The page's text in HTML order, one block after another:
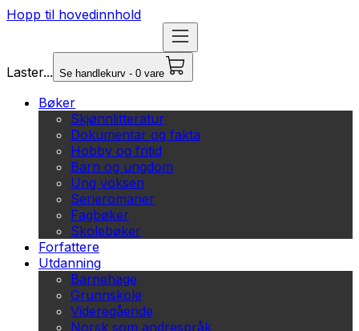
Hopp til hovedinnhold
Laster... Se handlekurv - 0 vare
Bøker
Skjønnlitteratur
Dokumentar og fakta
Hobby og fritid
Barn og ungdom
Ung voksen
Serieromaner
Fagbøker
Skolebøker
Forfattere
Utdanning
Barnehage
Grunnskole
Videregående
Norsk som andrespråk